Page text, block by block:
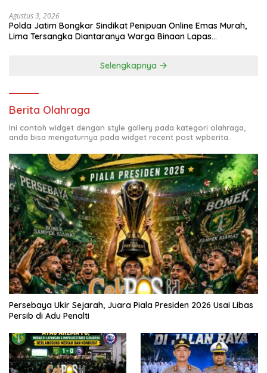
Agustus 3, 2026
Polda Jatim Bongkar Sindikat Penipuan Online Emas Murah,
Lima Tersangka Diantaranya Warga Binaan Lapas
Selengkapnya
Berita Olahraga
Ini contoh widget dengan style gallery pada kategori olahraga,
anda bisa mengaturnya pada widget recent post wpberita.
Persebaya Ukir Sejarah, Juara Piala Presiden 2026 Usai Libas
Persib di Adu Penalti